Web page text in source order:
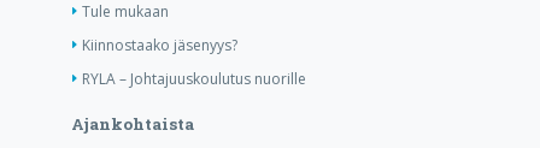
Tule mukaan
Kiinnostaako jäsenyys?
RYLA – Johtajuuskoulutus nuorille
Ajankohtaista